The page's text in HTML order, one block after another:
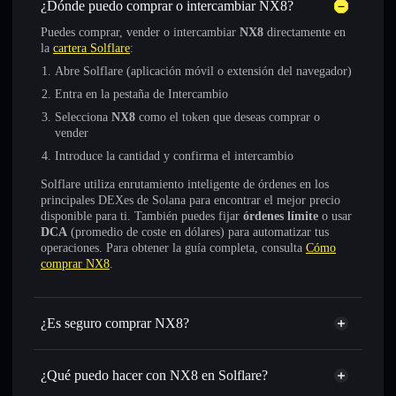
¿Dónde puedo comprar o intercambiar NX8?
Puedes comprar, vender o intercambiar NX8 directamente en
la cartera Solflare:
Abre Solflare (aplicación móvil o extensión del navegador)
Entra en la pestaña de Intercambio
Selecciona NX8 como el token que deseas comprar o
vender
Introduce la cantidad y confirma el intercambio
Solflare utiliza enrutamiento inteligente de órdenes en los
principales DEXes de Solana para encontrar el mejor precio
disponible para ti. También puedes fijar órdenes límite o usar
DCA (promedio de coste en dólares) para automatizar tus
operaciones. Para obtener la guía completa, consulta Cómo
comprar NX8.
¿Es seguro comprar NX8?
NX8 token verificado
¿Qué puedo hacer con NX8 en Solflare?